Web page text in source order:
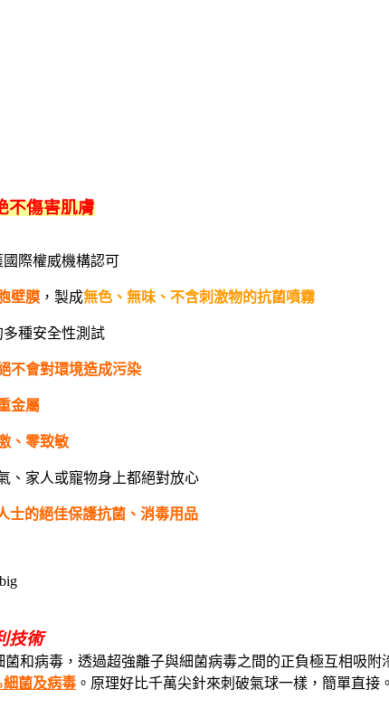
不傷害肌膚
際權威機構認可
壁膜 ，製成無色、無味、不含刺激物的抗菌噴霧
種安全性測試
不會對環境造成污染
金屬
、零致敏
、家人或寵物身上都絕對放心
士的絕佳保護抗菌、消毒用品
技術
和病毒，透過超強離子與細菌病毒之間的正負極互相吸附
細菌及病毒。原理好比千萬尖針來刺破氣球一樣，簡單直接。